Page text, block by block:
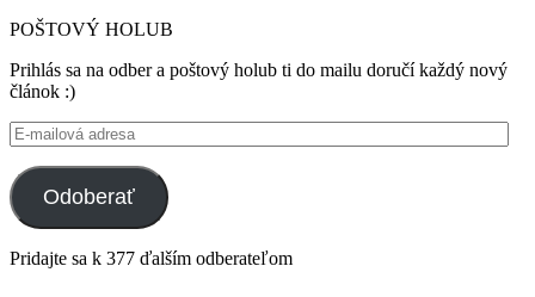
POŠTOVÝ HOLUB
Prihlás sa na odber a poštový holub ti do mailu doručí každý nový
článok :)
E-
mailová
adresa
Odoberať
Pridajte sa k 377 ďalším odberateľom